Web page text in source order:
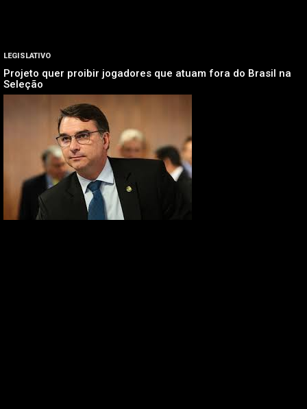
LEGISLATIVO
Projeto quer proibir jogadores que atuam fora do Brasil na
Seleção